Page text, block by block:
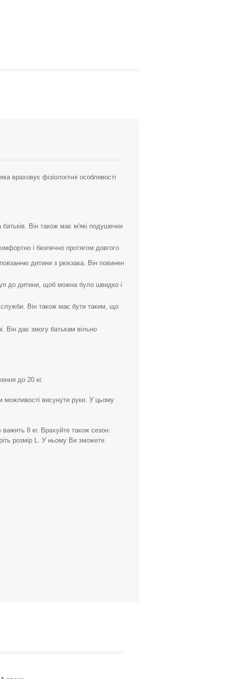
враховує фізіологічні особливості
Він також має м'які подушечки
і безпечно протягом довгого
дитини з рюкзака. Він повинен
до дитини, щоб можна було швидко і
служби. Він також має бути таким, що
Він дає змогу батькам вільно
до 20 кг.
можливості висунути руки. У цьому
важить 8 кг. Врахуйте також сезон:
розмір L. У ньому Ви зможете